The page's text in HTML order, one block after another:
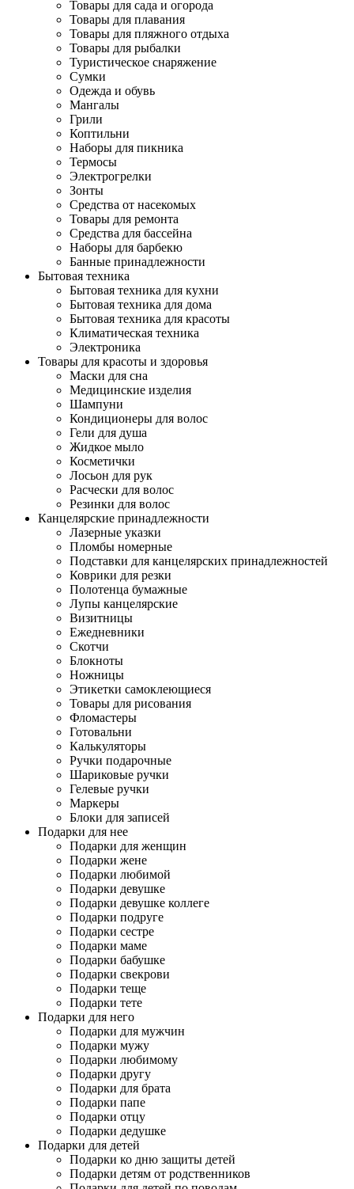
Товары для сада и огорода
Товары для плавания
Товары для пляжного отдыха
Товары для рыбалки
Туристическое снаряжение
Сумки
Одежда и обувь
Мангалы
Грили
Коптильни
Наборы для пикника
Термосы
Электрогрелки
Зонты
Средства от насекомых
Товары для ремонта
Средства для бассейна
Наборы для барбекю
Банные принадлежности
Бытовая техника
Бытовая техника для кухни
Бытовая техника для дома
Бытовая техника для красоты
Климатическая техника
Электроника
Товары для красоты и здоровья
Маски для сна
Медицинские изделия
Шампуни
Кондиционеры для волос
Гели для душа
Жидкое мыло
Косметички
Лосьон для рук
Расчески для волос
Резинки для волос
Канцелярские принадлежности
Лазерные указки
Пломбы номерные
Подставки для канцелярских принадлежностей
Коврики для резки
Полотенца бумажные
Лупы канцелярские
Визитницы
Ежедневники
Скотчи
Блокноты
Ножницы
Этикетки самоклеющиеся
Товары для рисования
Фломастеры
Готовальни
Калькуляторы
Ручки подарочные
Шариковые ручки
Гелевые ручки
Маркеры
Блоки для записей
Подарки для нее
Подарки для женщин
Подарки жене
Подарки любимой
Подарки девушке
Подарки девушке коллеге
Подарки подруге
Подарки сестре
Подарки маме
Подарки бабушке
Подарки свекрови
Подарки теще
Подарки тете
Подарки для него
Подарки для мужчин
Подарки мужу
Подарки любимому
Подарки другу
Подарки для брата
Подарки папе
Подарки отцу
Подарки дедушке
Подарки для детей
Подарки ко дню защиты детей
Подарки детям от родственников